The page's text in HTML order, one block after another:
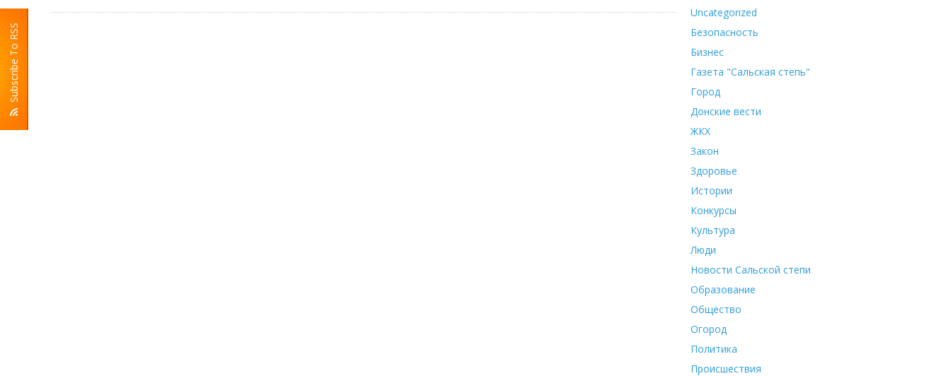
Subscribe To RSS
Uncategorized
Безопасность
Бизнес
Газета "Сальская степь"
Город
Донские вести
ЖКХ
Закон
Здоровье
Истории
Конкурсы
Культура
Люди
Новости Сальской степи
Образование
Общество
Огород
Политика
Происшествия